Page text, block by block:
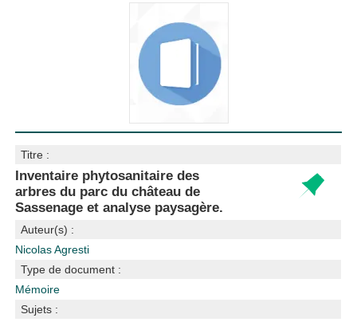
Titre :
Inventaire phytosanitaire des
arbres du parc du château de
Sassenage et analyse paysagère.
Auteur(s) :
Nicolas Agresti
Type de document :
Mémoire
Sujets :